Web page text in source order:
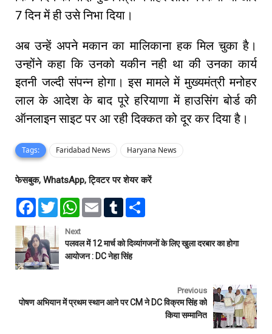
7 दिन में ही उसे निभा दिया।
अब उन्हें अपने मकान का मालिकाना हक मिल चुका है।
उन्होंने कहा कि उनको यकीन नही था की उनका कार्य
इतनी जल्दी संपन्न होगा। इस मामले में मुख्यमंत्री मनोहर
लाल के आदेश के बाद पूरे हरियाणा में हाउसिंग बोर्ड की
ऑनलाइन साइट पर आ रही दिक्कत को दूर कर दिया है।
Tags: Faridabad News Haryana News
फेसबुक, WhatsApp, ट्विटर पर शेयर करें
F
e
b
o
o
k
T
w
e
r
W
t
s
A
p
E
l
T
l
r
e
Next
पलवल में 12 मार्च को दिव्यांगजनों के लिए खुला दरबार का होगा
आयोजन : DC नेहा सिंह
Previous
पोषण अभियान में प्रथम स्थान आने पर CM ने DC विक्रम सिंह को
किया सम्मानित